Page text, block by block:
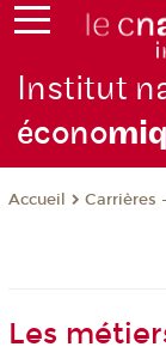
Institut
écono
Accueil Carrières
Les